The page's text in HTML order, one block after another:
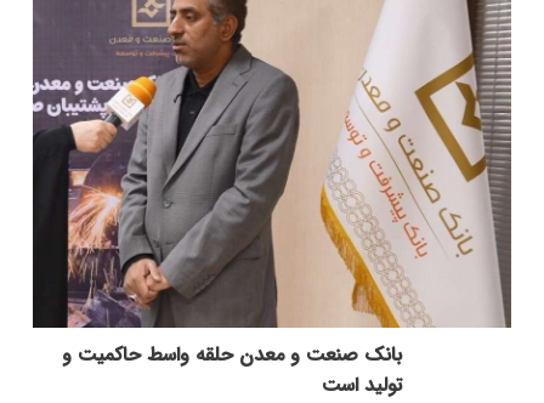
بانك صنعت و معدن حلقه واسط حاكمیت و
تولید است